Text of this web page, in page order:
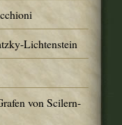
Lichtenstein
von Scilern-